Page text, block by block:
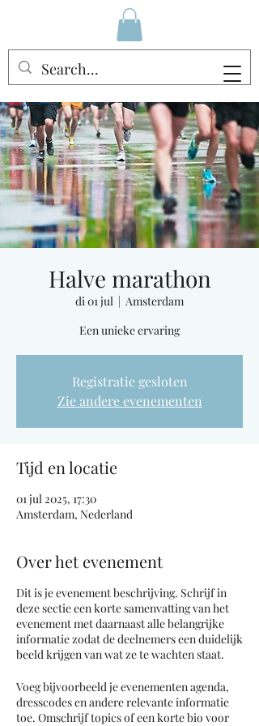
Halve marathon
di 01 jul
  |
Amsterdam
Een unieke ervaring
Registratie gesloten
Zie andere evenementen
Tijd en locatie
01 jul 2025, 17:30
Amsterdam, Nederland
Over het evenement
Dit is je evenement beschrijving. Schrijf in
deze sectie een korte samenvatting van het
evenement met daarnaast alle belangrijke
informatie zodat de deelnemers een duidelijk
beeld krijgen van wat ze te wachten staat.
Voeg bijvoorbeeld je evenementen agenda,
dresscodes en andere relevante informatie
toe. Omschrijf topics of een korte bio voor